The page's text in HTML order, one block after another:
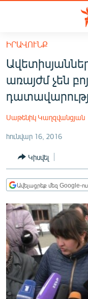
Մատչելիության
հիմնական
բովանդակությանը
հիմնական
մենյուին
ՀԱՅԱՍՏԱՆ
ՔԱՂԱՔԱԿԱՆ
ՏՆՏԵՍՈՒԹՅՈՒՆ
ՂԱՐԱԲԱՂ
ՏԱՐԱԾԱՇՐՋԱՆ
ՄԻՋԱԶԳԱՅԻՆ
ՄՇԱԿՈՒՅԹ
ՍՊՈՐՏ
ՄԵԿՆԱԲԱՆՈՒԹՅՈՒՆ
ԻՐԱՎՈՒՆՔ
առայժմ չեն
Սաթենիկ Կաղզվանցյան
հունվար 16, 2016
Կիսվել
Ավելացրեք մեզ Google-